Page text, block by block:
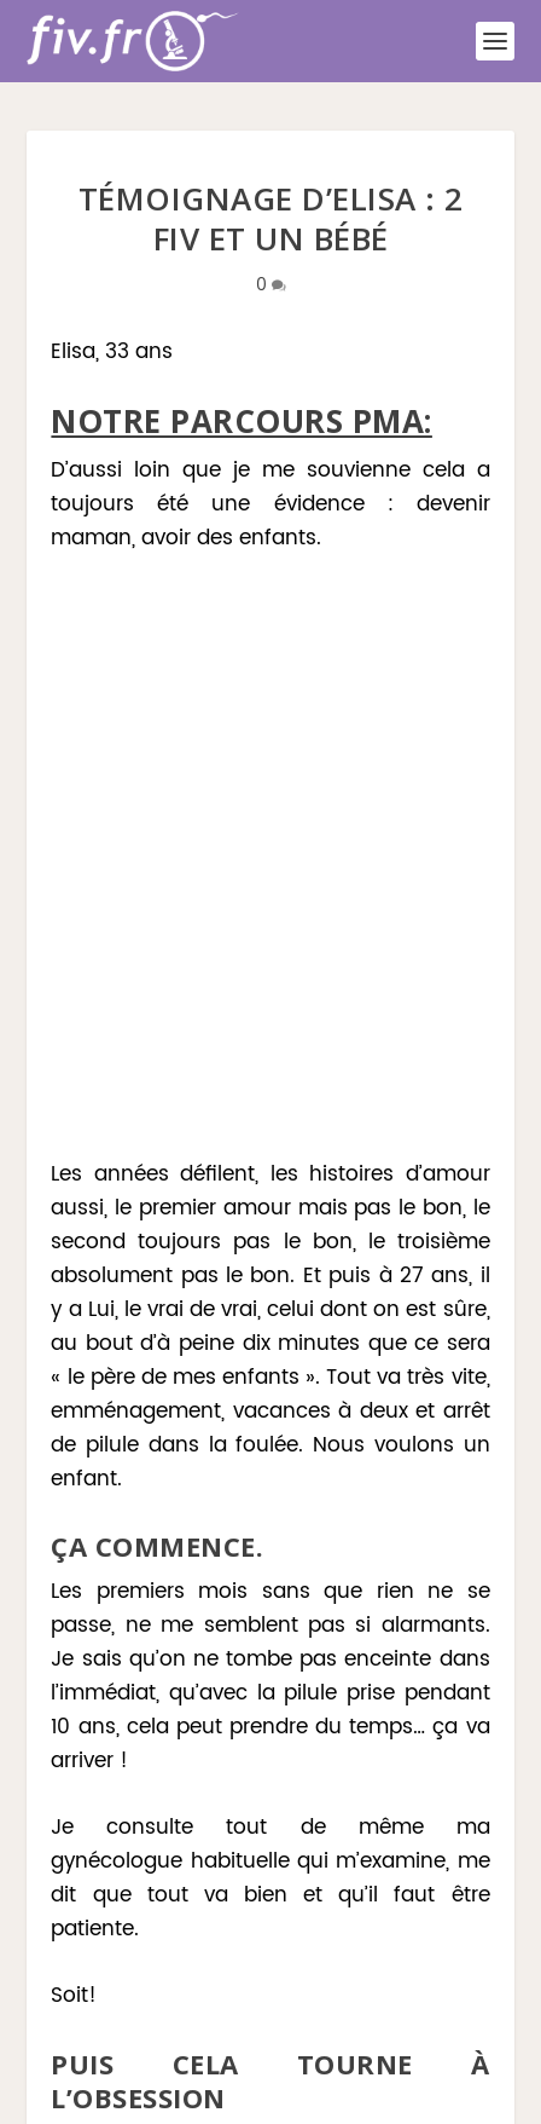
TÉMOIGNAGE D’ELISA : 2
FIV ET UN BÉBÉ
0
Elisa, 33 ans
NOTRE PARCOURS PMA:
D’aussi loin que je me souvienne cela a
toujours été une évidence : devenir
maman, avoir des enfants.
Les années défilent, les histoires d’amour
aussi, le premier amour mais pas le bon, le
second toujours pas le bon, le troisième
absolument pas le bon. Et puis à 27 ans, il
y a Lui, le vrai de vrai, celui dont on est sûre,
au bout d’à peine dix minutes que ce sera
« le père de mes enfants ». Tout va très vite,
emménagement, vacances à deux et arrêt
de pilule dans la foulée. Nous voulons un
enfant.
ÇA COMMENCE.
Les premiers mois sans que rien ne se
passe, ne me semblent pas si alarmants.
Je sais qu’on ne tombe pas enceinte dans
l’immédiat, qu’avec la pilule prise pendant
10 ans, cela peut prendre du temps… ça va
arriver !
Je consulte tout de même ma
gynécologue habituelle qui m’examine, me
dit que tout va bien et qu’il faut être
patiente.
Soit!
PUIS CELA TOURNE À
L’OBSESSION